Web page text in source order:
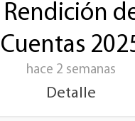
Rendición
Cuentas
hace 2 semanas
Detalle